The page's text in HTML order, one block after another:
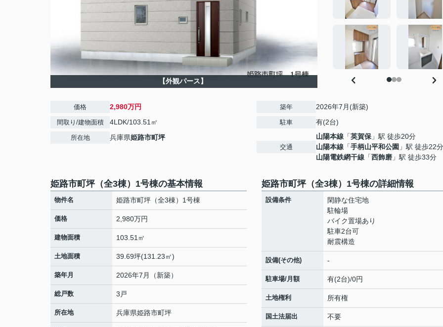
【外観パース】
価格 2,980万円
間取り/建物面積 4LDK/103.51㎡
所在地 兵庫県姫路市町坪
築年 2026年7月(新築)
駐車 有(2台)
交通
山陽本線 「英賀保 」駅 徒歩20分
山陽本線 「手柄山平和公園 」駅 徒歩22分
山陽電鉄網干線 「西飾磨 」駅 徒歩33分
姫路市町坪（全3棟）1号棟の基本情報
物件名 姫路市町坪（全3棟）1号棟
価格 2,980万円
建物面積 103.51㎡
土地面積 39.69坪(131.23㎡)
築年月 2026年7月（新築）
総戸数 3戸
所在地 兵庫県姫路市町坪
姫路市町坪（全3棟）1号棟の詳細情報
設備条件
閑静な住宅地
駐輪場
バイク置場あり
駐車2台可
耐震構造
設備(その他) -
駐車場/月額 有(2台)/0円
土地権利 所有権
国土法届出 不要